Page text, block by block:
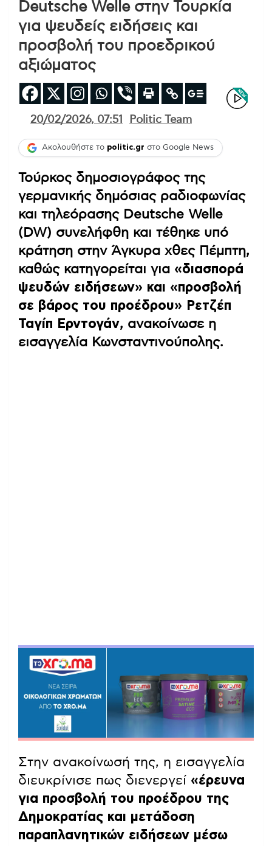
Deutsche Welle στην Τουρκία
για ψευδείς ειδήσεις και
προσβολή του προεδρικού
αξιώματος
20/02/2026, 07:51 Politic Team
Ακολουθήστε το politic.gr στο Google News
Τούρκος δημοσιογράφος της
γερμανικής δημόσιας ραδιοφωνίας
και τηλεόρασης Deutsche Welle
(DW) συνελήφθη και τέθηκε υπό
κράτηση στην Άγκυρα χθες Πέμπτη,
καθώς κατηγορείται για «διασπορά
ψευδών ειδήσεων» και «προσβολή
σε βάρος του προέδρου» Ρετζέπ
Ταγίπ Ερντογάν, ανακοίνωσε η
εισαγγελία Κωνσταντινούπολης.
Στην ανακοίνωσή της, η εισαγγελία
διευκρίνισε πως διενεργεί «έρευνα
για προσβολή του προέδρου της
Δημοκρατίας και μετάδοση
παραπλανητικών ειδήσεων μέσω